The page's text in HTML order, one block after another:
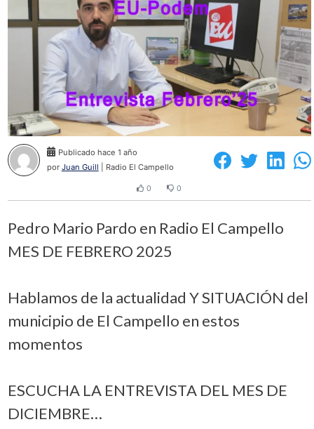
Publicado hace 1 año
por Juan Guill | Radio El Campello
0 0
Pedro Mario Pardo en Radio El Campello
MES DE FEBRERO 2025
Hablamos de la actualidad Y SITUACIÓN del
municipio de El Campello en estos
momentos
ESCUCHA LA ENTREVISTA DEL MES DE
DICIEMBRE…